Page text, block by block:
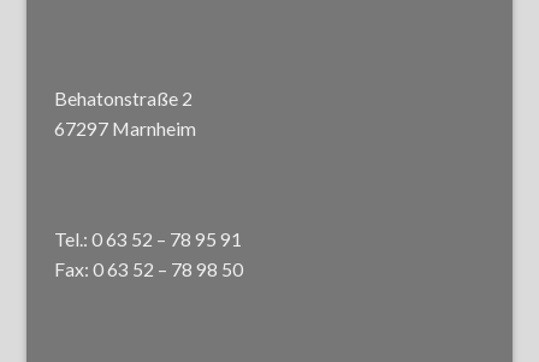
Behatonstraße 2
67297 Marnheim
Tel.: 0 63 52 – 78 95 91
Fax: 0 63 52 – 78 98 50